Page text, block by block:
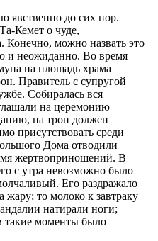
явственно до сих пор.
Кемет о чуде,
можно назвать это
и неожиданно. Во время
на площадь храма
Правитель с супругой
Собиралась вся
на церемонию
на трон должен
присутствовать среди
Дома отводили
жертвоприношений. В
с утра невозможно было
Его раздражало
жару; то молоко к завтраку
натирали ноги;
такие моменты было